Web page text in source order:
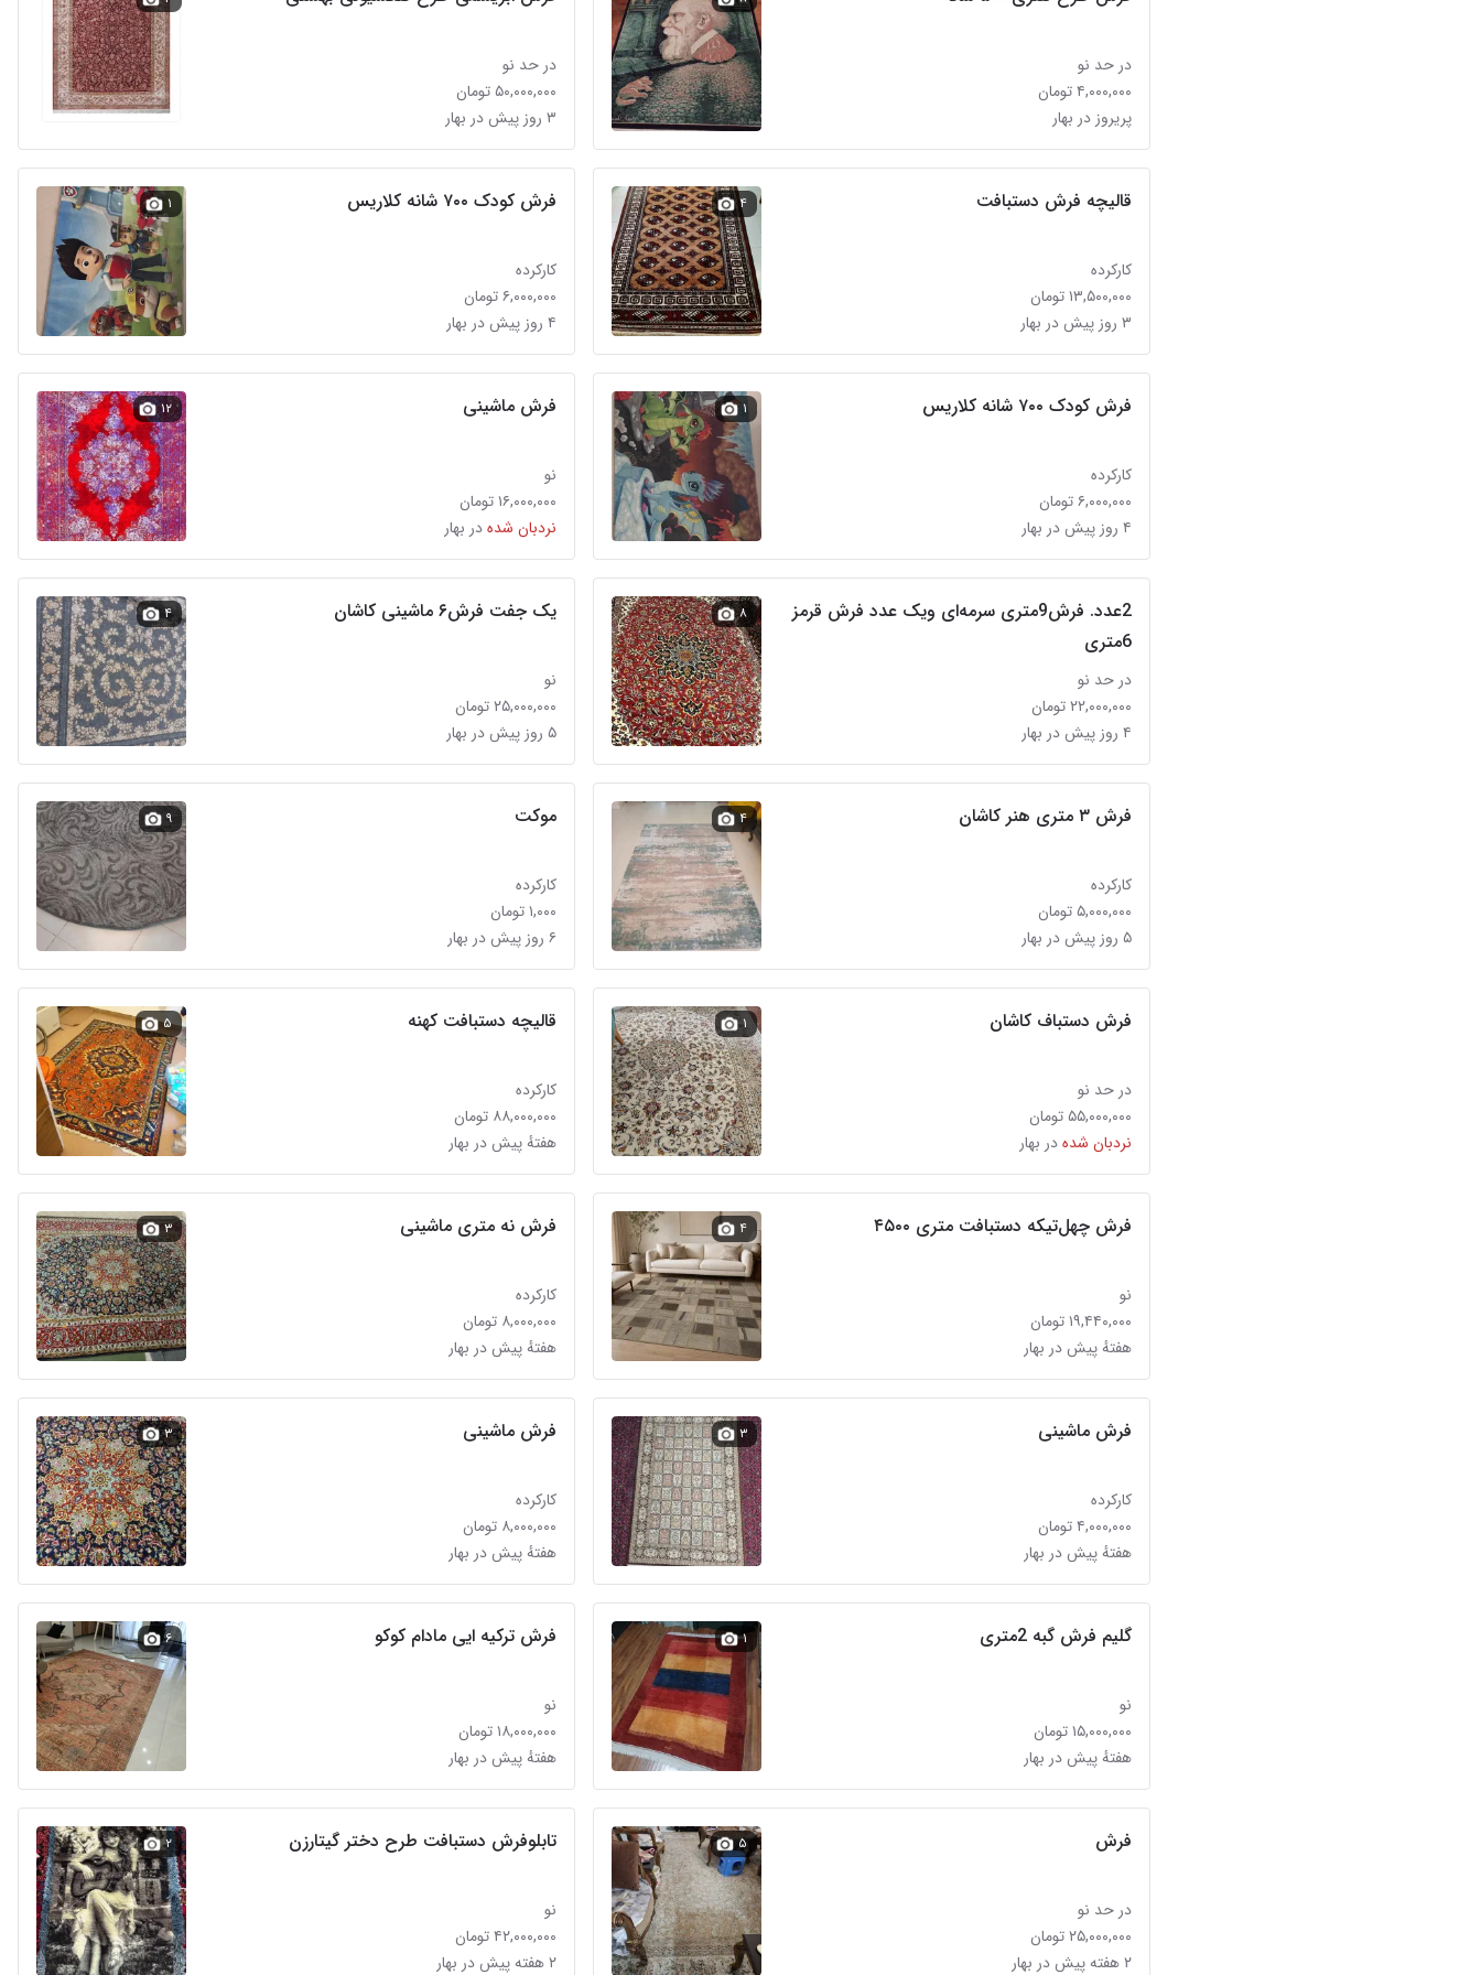
در حد نو
۴,۰۰۰,۰۰۰ تومان
پریروز در بهار
در حد نو
۵۰,۰۰۰,۰۰۰ تومان
۳ روز پیش در بهار
قالیچه فرش دستبافت
کارکرده
۱۳,۵۰۰,۰۰۰ تومان
۳ روز پیش در بهار
۴ فرش کودک ۷۰۰ شانه کلاریس
کارکرده
۶,۰۰۰,۰۰۰ تومان
۴ روز پیش در بهار
۱
فرش کودک ۷۰۰ شانه کلاریس
کارکرده
۶,۰۰۰,۰۰۰ تومان
۴ روز پیش در بهار
۱ فرش ماشینی
نو
۱۶,۰۰۰,۰۰۰ تومان
نردبان شدهدر بهار
۱۲
2عدد. فرش9متری سرمه‌ای ویک عدد فرش قرمز
در حد نو
۲۲,۰۰۰,۰۰۰ تومان
۴ روز پیش در بهار
۸ یک جفت فرش۶ ماشینی کاشان
نو
۲۵,۰۰۰,۰۰۰ تومان
۵ روز پیش در بهار
۴
فرش ۳ متری هنر کاشان
کارکرده
۵,۰۰۰,۰۰۰ تومان
۵ روز پیش در بهار
۴ موکت
کارکرده
۱,۰۰۰ تومان
۶ روز پیش در بهار
۹
فرش دستباف کاشان
در حد نو
۵۵,۰۰۰,۰۰۰ تومان
نردبان شدهدر بهار
۱ قالیچه دستبافت کهنه
کارکرده
۸۸,۰۰۰,۰۰۰ تومان
هفتهٔ پیش در بهار
۵
فرش چهل‌تیکه دستبافت متری ۴۵۰۰
نو
۱۹,۴۴۰,۰۰۰ تومان
هفتهٔ پیش در بهار
۴ فرش نه متری ماشینی
کارکرده
۸,۰۰۰,۰۰۰ تومان
هفتهٔ پیش در بهار
۳
فرش ماشینی
کارکرده
۴,۰۰۰,۰۰۰ تومان
هفتهٔ پیش در بهار
۳ فرش ماشینی
کارکرده
۸,۰۰۰,۰۰۰ تومان
هفتهٔ پیش در بهار
۳
گلیم فرش گبه 2متری
نو
۱۵,۰۰۰,۰۰۰ تومان
هفتهٔ پیش در بهار
۱ فرش ترکیه ایی مادام کوکو
نو
۱۸,۰۰۰,۰۰۰ تومان
هفتهٔ پیش در بهار
۶
فرش
در حد نو
۲۵,۰۰۰,۰۰۰ تومان
۲ هفته پیش در بهار
۵ تابلوفرش دستبافت طرح دختر گیتارزن
نو
۴۲,۰۰۰,۰۰۰ تومان
۲ هفته پیش در بهار
۲